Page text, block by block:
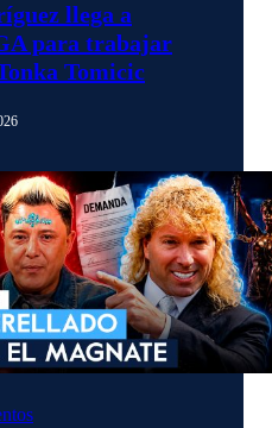
llega a
para trabajar
Tomicic